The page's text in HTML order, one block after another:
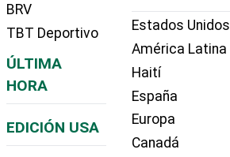
BRV
TBT Deportivo
ÚLTIMA
HORA
EDICIÓN USA
Estados Unidos
América Latina
Haití
España
Europa
Canadá